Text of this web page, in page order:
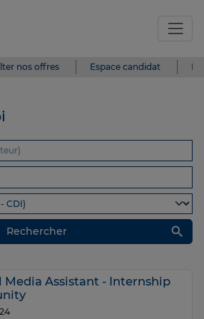
nos offres Espace candidat
Rechercher search
Media Assistant - Internship